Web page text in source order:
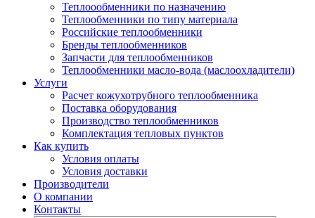
Теплоообменники по назначению
Теплообменники по типу материала
Российские теплообменники
Бренды теплообменников
Запчасти для теплообменников
Теплообменники масло-вода (маслоохладители)
Услуги
Расчет кожухотрубного теплообменника
Поставка оборудования
Производство теплообменников
Комплектация тепловых пунктов
Как купить
Условия оплаты
Условия доставки
Производители
О компании
Контакты